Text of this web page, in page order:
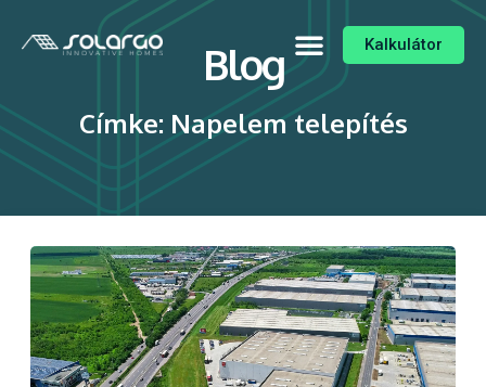
Kalkulátor
Blog
Címke: Napelem telepítés